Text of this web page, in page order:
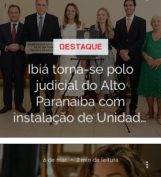
Ibiá torna-se polo
judicial do Alto
Paranaíba com
instalação de Unidade
da Justiça Federal
DESTAQUE
6 de mar. 2 min de leitura